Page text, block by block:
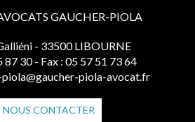
GAUCHER-PIOLA
- 33500 LIBOURNE
87 30 - Fax : 05 57 51 73 64
piola-avocat.fr
NOUS CONTACTER